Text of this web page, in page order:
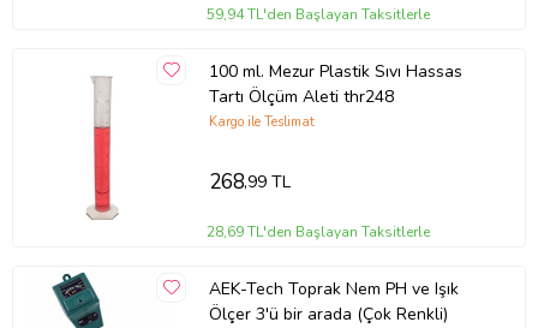
59,94 TL'den Başlayan Taksitlerle
100 ml. Mezur Plastik Sıvı Hassas
Tartı Ölçüm Aleti thr248
Kargo ile Teslimat
268,99 TL
28,69 TL'den Başlayan Taksitlerle
AEK-Tech Toprak Nem PH ve Işık
Ölçer 3'ü bir arada (Çok Renkli)